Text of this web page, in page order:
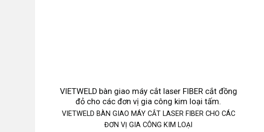
VIETWELD bàn giao máy cắt laser FIBER cắt đồng
đỏ cho các đơn vị gia công kim loại tấm.
VIETWELD BÀN GIAO MÁY CẮT LASER FIBER CHO CÁC
ĐƠN VỊ GIA CÔNG KIM LOẠI